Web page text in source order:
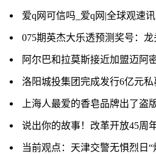
爱q网可信吗_爱q网|全球观速讯